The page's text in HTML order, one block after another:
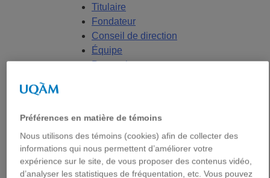
Titulaire
Fondateur
Conseil de direction
Équipe
Partenaires
Axes de recherche
Centre FrancoPaix
Géopolitique
Moyen-Orient et Afrique du Nord
Conflits multidimensionnels
Préférences en matière de témoins
Nous utilisons des témoins (cookies) afin de collecter des
informations qui nous permettent d’améliorer votre
expérience sur le site, de vous proposer des contenus vidéo,
d’analyser les statistiques de fréquentation, etc. Vous pouvez